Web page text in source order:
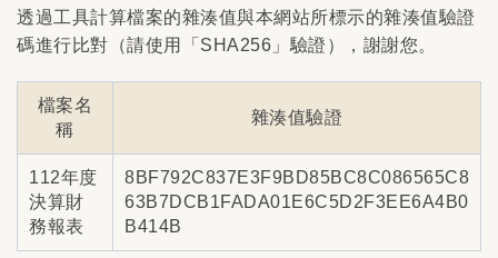
透過工具計算檔案的雜湊值與本網站所標示的雜湊值驗證
碼進行比對（請使用「SHA256」驗證），謝謝您。
檔案名
稱
雜湊值驗證
112年度
決算財
務報表
8BF792C837E3F9BD85BC8C086565C8
63B7DCB1FADA01E6C5D2F3EE6A4B0
B414B